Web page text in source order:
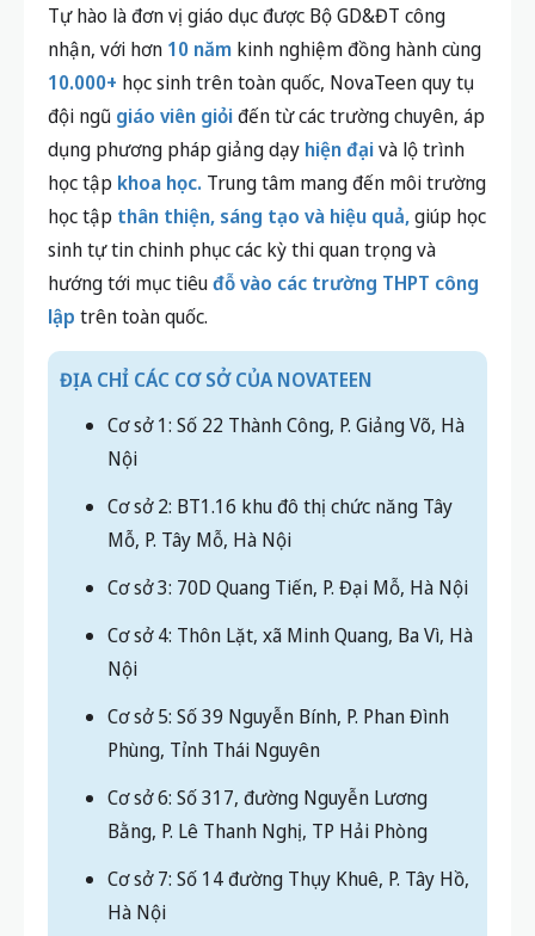
Tự hào là đơn vị giáo dục được Bộ GD&ĐT công
nhận, với hơn 10 năm kinh nghiệm đồng hành cùng
10.000+ học sinh trên toàn quốc, NovaTeen quy tụ
đội ngũ giáo viên giỏiđến từ các trường chuyên, áp
dụng phương pháp giảng dạy hiện đạivà lộ trình
học tập khoa học. Trung tâm mang đến môi trường
học tập thân thiện, sáng tạo và hiệu quả,giúp học
sinh tự tin chinh phục các kỳ thi quan trọng và
hướng tới mục tiêuđỗ vào các trường THPT công
lập trên toàn quốc.
ĐỊA CHỈ CÁC CƠ SỞ CỦA NOVATEEN
Cơ sở 1: Số 22 Thành Công, P. Giảng Võ, Hà
Nội
Cơ sở 2: BT1.16 khu đô thị chức năng Tây
Mỗ, P. Tây Mỗ, Hà Nội
Cơ sở 3: 70D Quang Tiến, P. Đại Mỗ, Hà Nội
Cơ sở 4: Thôn Lặt, xã Minh Quang, Ba Vì, Hà
Nội
Cơ sở 5: Số 39 Nguyễn Bính, P. Phan Đình
Phùng, Tỉnh Thái Nguyên
Cơ sở 6: Số 317, đường Nguyễn Lương
Bằng, P. Lê Thanh Nghị, TP Hải Phòng
Cơ sở 7: Số 14 đường Thụy Khuê, P. Tây Hồ,
Hà Nội